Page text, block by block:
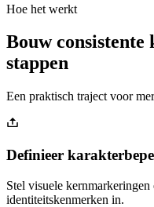
Hoe het werkt
Bouw
stappen
Een praktisch traject voor
Definieer
Stel visuele
identiteitskenmerken in.